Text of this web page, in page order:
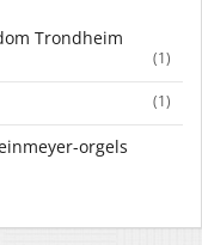
Trondheim
(1)
(1)
orgels